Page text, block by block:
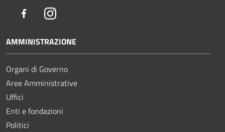
FacebookInstagram
AMMINISTRAZIONE
Organi di Governo
Aree Amministrative
Uffici
Enti e fondazioni
Politici